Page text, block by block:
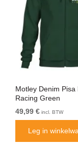
Motley Denim Pisa
Racing Green
49,99 € incl. BTW
Leg in